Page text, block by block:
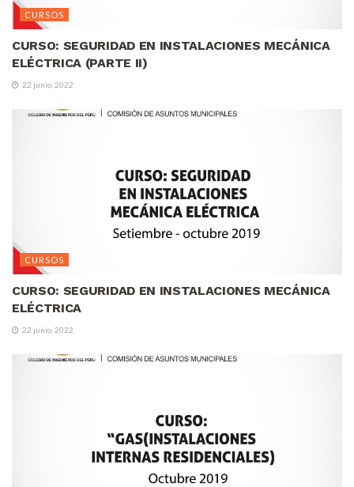
CURSOS
CURSO: SEGURIDAD EN INSTALACIONES MECÁNICA
ELÉCTRICA (PARTE II)
22 junio, 2022
CURSOS
CURSO: SEGURIDAD EN INSTALACIONES MECÁNICA
ELÉCTRICA
22 junio, 2022